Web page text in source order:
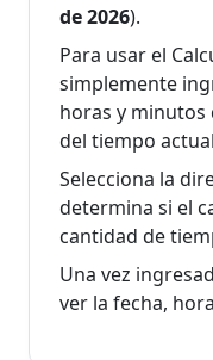
Hace
Días
de
Hace
7
Días
30
Hace
Días
29 de
de
de 2026).
Para usar el
simplemente
horas y minutos
del tiempo
Selecciona la
determina si el
cantidad de
Una vez
ver la fecha,